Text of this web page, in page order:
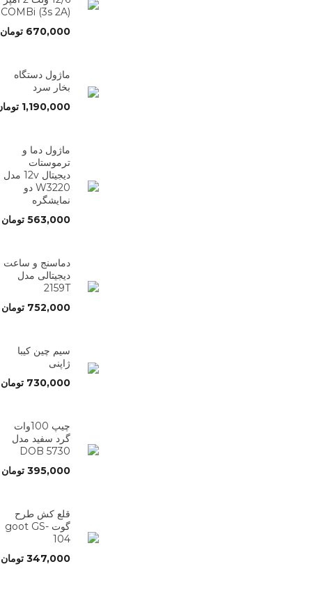
(3s 2A) COMBi
670,000 تومان
ماژول دستگاه
بخار سرد
1,190,000
ماژول دما و
ترموستات
دیجیتال 12v مدل
W3220 دو
نمایشگره
563,000 تومان
دماسنج و ساعت
دیجیتالی مدل
2159T
752,000 تومان
سیم چین کیبا
ژاپنی
730,000 تومان
چیپ 100وات
گرد سفید مدل
5730 DOB
395,000 تومان
قلع کش طرح
گوت goot GS-
104
347,000 تومان